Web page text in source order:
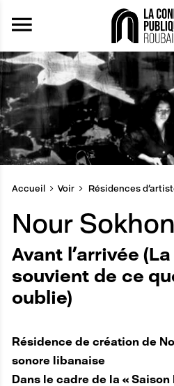
Aller au
Accueil Voir Résidences
Nour Sokhon
Avant l’arrivée
souvient de ce
oublie)
Résidence de création de
sonore libanaise
Dans le cadre de la «